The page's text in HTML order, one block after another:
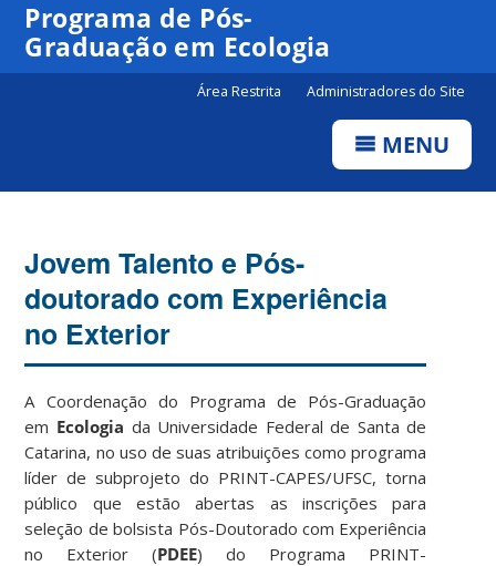
Programa de Pós-
Graduação em Ecologia
Área Restrita Administradores do Site
MENU
Jovem Talento e Pós-
doutorado com Experiência
no Exterior
A Coordenação do Programa de Pós-Graduação
em Ecologia da Universidade Federal de Santa de
Catarina, no uso de suas atribuições como programa
líder de subprojeto do PRINT-CAPES/UFSC, torna
público que estão abertas as inscrições para
seleção de bolsista Pós-Doutorado com Experiência
no Exterior (PDEE) do Programa PRINT-